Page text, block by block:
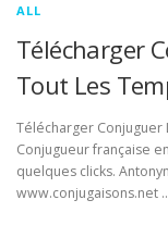
ALL
Télécharger
Tout Les
Télécharger Conjuguer
Conjugueur française
quelques clicks.
www.conjugaisons.net